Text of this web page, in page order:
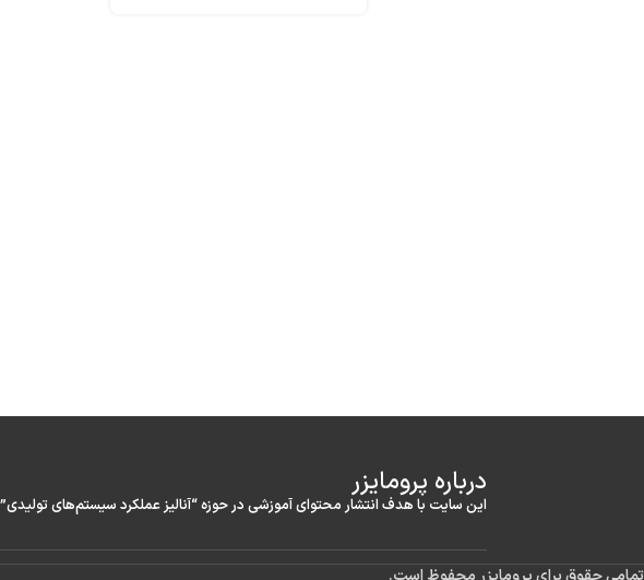
درباره‌ پرومایزر
این سایت با هدف انتشار محتوای آموزشی در حوزه “آنالیز عملکرد سیستم‌های